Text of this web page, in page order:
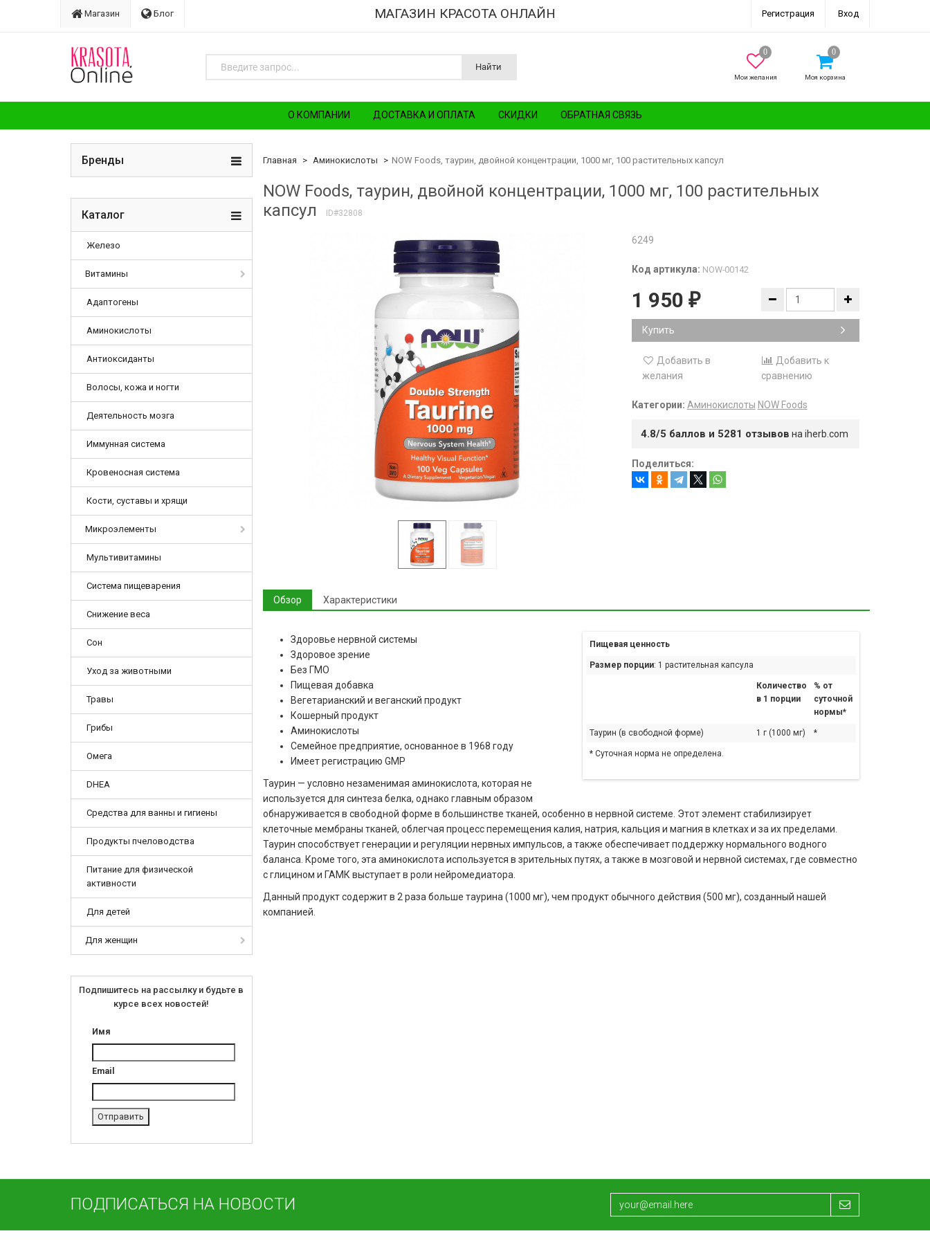
Магазин Блог МАГАЗИН КРАСОТА ОНЛАЙН Регистрация Вход
Найти
Мои желания Моя корзина
О КОМПАНИИ ДОСТАВКА И ОПЛАТА СКИДКИ ОБРАТНАЯ СВЯЗЬ
Бренды
Каталог
Железо
Витамины
Адаптогены
Аминокислоты
Антиоксиданты
Волосы, кожа и ногти
Деятельность мозга
Иммунная система
Кровеносная система
Кости, суставы и хрящи
Микроэлементы
Мультивитамины
Система пищеварения
Снижение веса
Сон
Уход за животными
Травы
Грибы
Омега
DHEA
Средства для ванны и гигиены
Продукты пчеловодства
Питание для физической
активности
Для детей
Для женщин
Подпишитесь на рассылку и будьте в
курсе всех новостей!
Имя
Email
Главная Аминокислоты NOW Foods, таурин, двойной концентрации, 1000 мг, 100 растительных капсул
NOW Foods, таурин, двойной концентрации, 1000 мг, 100 растительных
капсул
ID#32808
6249
Код артикула: NOW-00142
1 950 ₽
Купить
Добавить в
желания
Добавить к
сравнению
Категории: Аминокислоты NOW Foods
4.8/5 баллов и 5281 отзывов на iherb.com
Поделиться:
Обзор Характеристики
Пищевая ценность
Размер порции: 1 растительная капсула
Количество
в 1 порции
% от
суточной
нормы*
Таурин (в свободной форме) 1 г (1000 мг) *
* Суточная норма не определена.
Здоровье нервной системы
Здоровое зрение
Без ГМО
Пищевая добавка
Вегетарианский и веганский продукт
Кошерный продукт
Аминокислоты
Семейное предприятие, основанное в 1968 году
Имеет регистрацию GMP
Таурин — условно незаменимая аминокислота, которая не
используется для синтеза белка, однако главным образом
обнаруживается в свободной форме в большинстве тканей, особенно в нервной системе. Этот элемент стабилизирует
клеточные мембраны тканей, облегчая процесс перемещения калия, натрия, кальция и магния в клетках и за их пределами.
Таурин способствует генерации и регуляции нервных импульсов, а также обеспечивает поддержку нормального водного
баланса. Кроме того, эта аминокислота используется в зрительных путях, а также в мозговой и нервной системах, где совместно
с глицином и ГАМК выступает в роли нейромедиатора.
Данный продукт содержит в 2 раза больше таурина (1000 мг), чем продукт обычного действия (500 мг), созданный нашей
компанией.
ПОДПИСАТЬСЯ НА НОВОСТИ